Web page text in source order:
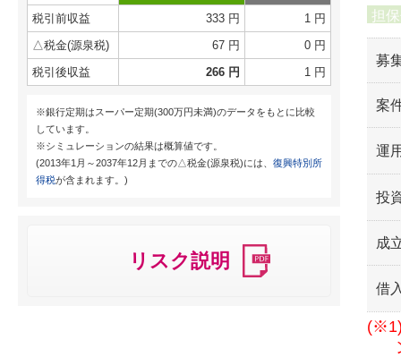
税引前収益
333 円
1 円
△税金(源泉税)
67 円
0 円
税引後収益
266 円 1 円
※銀行定期はスーパー定期(300万円未満)のデータをもとに比較
しています。
※シミュレーションの結果は概算値です。
(2013年1月～2037年12月までの△税金(源泉税)には、 復興特別所
得税が含まれます。)
リスク説明
担
募
案
運
投
成
借
(※1)